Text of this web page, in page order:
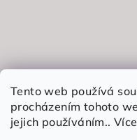
Tento web používá
procházením tohoto
jejich používáním..
Informace pro vás
Obchodní podmínky